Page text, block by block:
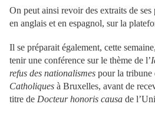
On peut ainsi revoir des extraits de ses
en anglais et en espagnol, sur la
Il se préparait également, cette
tenir une conférence sur le thème de l’
refus des nationalismes pour la tribune
Catholiques à Bruxelles, avant de
titre de Docteur honoris causa de